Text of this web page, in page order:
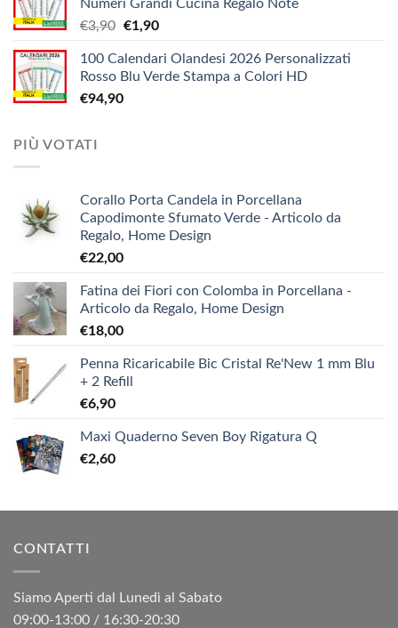
da
€9,90
Numeri Grandi Cucina Regalo Note
€3,90 Il
originale
era:
€3,90.
€1,90Il
attuale
è:
100 Calendari Olandesi 2026 Personalizzati
Rosso Blu Verde Stampa a Colori HD
€94,90
PIÙ VOTATI
Corallo Porta Candela in Porcellana
Capodimonte Sfumato Verde - Articolo da
Regalo, Home Design
€22,00
Fatina dei Fiori con Colomba in Porcellana -
Articolo da Regalo, Home Design
€18,00
Penna Ricaricabile Bic Cristal Re'New 1 mm Blu
+ 2 Refill
€6,90
Maxi Quaderno Seven Boy Rigatura Q
€2,60
CONTATTI
Siamo Aperti dal Lunedì al Sabato
09:00-13:00 / 16:30-20:30